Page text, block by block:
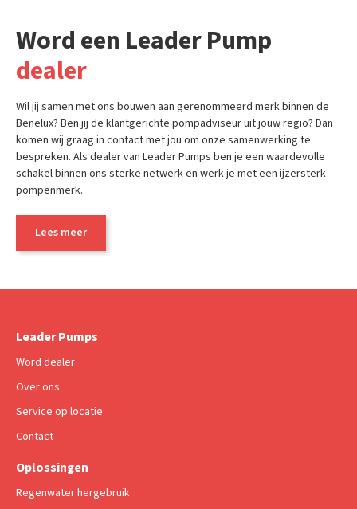
Word een Leader Pump
dealer
Wil jij samen met ons bouwen aan gerenommeerd merk binnen de
Benelux? Ben jij de klantgerichte pompadviseur uit jouw regio? Dan
komen wij graag in contact met jou om onze samenwerking te
bespreken. Als dealer van Leader Pumps ben je een waardevolle
schakel binnen ons sterke netwerk en werk je met een ijzersterk
pompenmerk.
Lees meer
Oplossingen
Regenwater hergebruik
Leader Pumps
Word dealer
Over ons
Service op locatie
Contact